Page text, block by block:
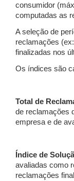
consumidor
computadas as
A seleção de
reclamações
finalizadas nos
Os índices são
Total de
de reclamações
empresa e de
Índice de
avaliadas como
reclamações